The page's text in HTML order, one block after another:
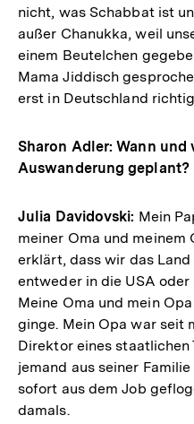
nicht, was Schabbat ist
außer Chanukka, weil
einem Beutelchen
Mama Jiddisch
erst in Deutschland
Sharon Adler: Wann und
Auswanderung geplant?
Julia Davidovski: Mein
meiner Oma und
erklärt, dass wir das
entweder in die USA
Meine Oma und mein
ginge. Mein Opa war seit
Direktor eines staatlichen
jemand aus seiner
sofort aus dem Job
damals.